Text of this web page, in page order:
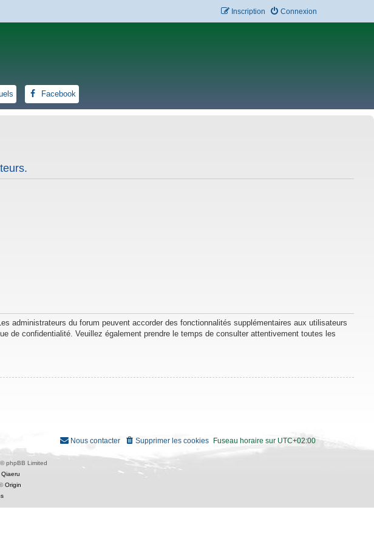
Connexion
Inscription
Facebook
administrateurs du forum peuvent accorder des fonctionnalités supplémentaires aux utilisateurs
de confidentialité. Veuillez également prendre le temps de consulter attentivement toutes les
Fuseau horaire sur UTC+02:00
Supprimer les cookies
Nous contacter
phpBB Limited
Qiaeru
Origin